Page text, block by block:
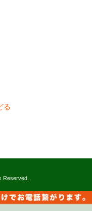
る
Reserved.